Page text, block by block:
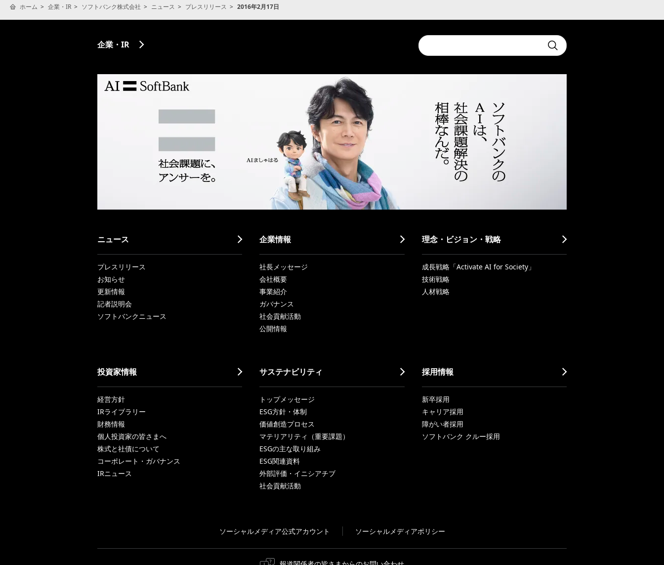
ホーム 企業・IR ソフトバンク株式会社 ニュース プレスリリース 2016年2月17日
Conduct
a
search
Submit
企業・IR
ニュース
プレスリリース
お知らせ
更新情報
記者説明会
ソフトバンクニュース
企業情報
社長メッセージ
会社概要
事業紹介
ガバナンス
社会貢献活動
公開情報
理念・ビジョン・戦略
成長戦略「Activate AI for Society」
技術戦略
人材戦略
投資家情報
経営方針
IRライブラリー
財務情報
個人投資家の皆さまへ
株式と社債について
コーポレート・ガバナンス
IRニュース
サステナビリティ
トップメッセージ
ESG方針・体制
価値創造プロセス
マテリアリティ（重要課題）
ESGの主な取り組み
ESG関連資料
外部評価・イニシアチブ
社会貢献活動
採用情報
新卒採用
キャリア採用
障がい者採用
ソフトバンク クルー採用
ソーシャルメディア公式アカウント ソーシャルメディアポリシー